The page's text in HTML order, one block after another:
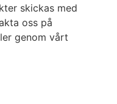
skickas med
oss på
genom vårt